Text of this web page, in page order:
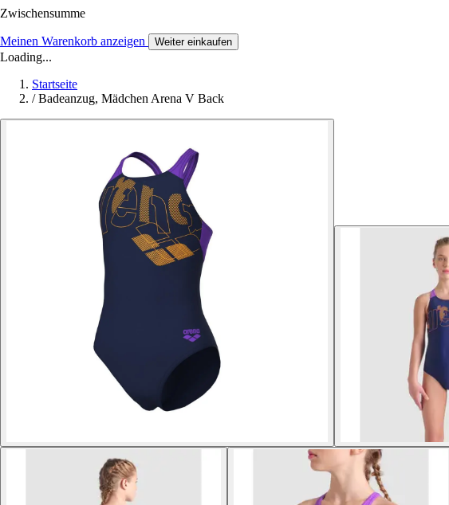
Zwischensumme
Meinen Warenkorb anzeigen Weiter einkaufen
Loading...
Startseite
/ Badeanzug, Mädchen Arena V Back